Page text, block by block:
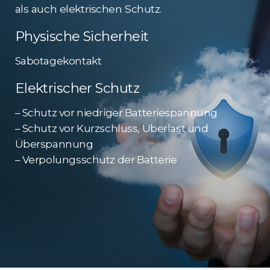
als auch elektrischen Schutz.
Physische Sicherheit
Sabotagekontakt
Elektrischer Schutz
– Schutz vor niedriger Batteriespannung
– Schutz vor Kurzschluss, Überlast und
Überspannung
– Verpolungsschutz der Batterie